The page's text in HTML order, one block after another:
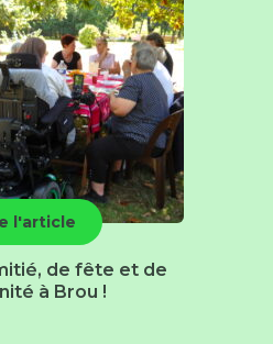
l'article
de fête et de
à Brou !